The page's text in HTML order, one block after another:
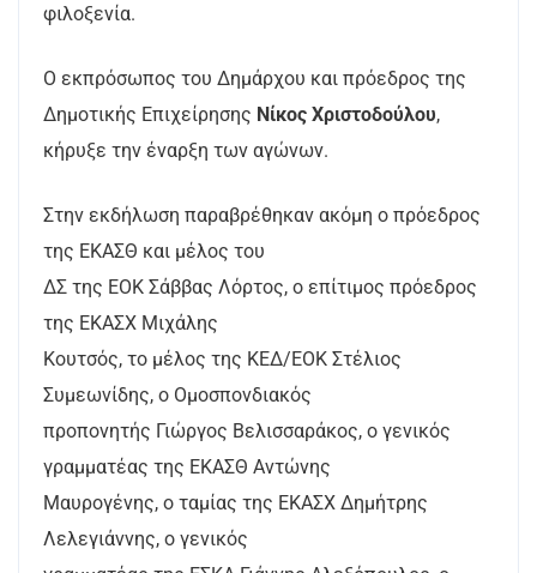
φιλοξενία.
Ο εκπρόσωπος του Δημάρχου και πρόεδρος της
Δημοτικής Επιχείρησης Νίκος Χριστοδούλου,
κήρυξε την έναρξη των αγώνων.
Στην εκδήλωση παραβρέθηκαν ακόμη ο πρόεδρος
της ΕΚΑΣΘ και μέλος του
ΔΣ της ΕΟΚ Σάββας Λόρτος, ο επίτιμος πρόεδρος
της ΕΚΑΣΧ Μιχάλης
Κουτσός, το μέλος της ΚΕΔ/ΕΟΚ Στέλιος
Συμεωνίδης, ο Ομοσπονδιακός
προπονητής Γιώργος Βελισσαράκος, ο γενικός
γραμματέας της ΕΚΑΣΘ Αντώνης
Μαυρογένης, ο ταμίας της ΕΚΑΣΧ Δημήτρης
Λελεγιάννης, ο γενικός